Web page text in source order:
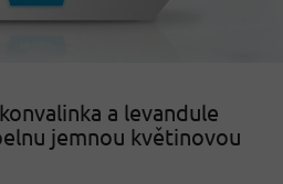
a levandule
jemnou květinovou